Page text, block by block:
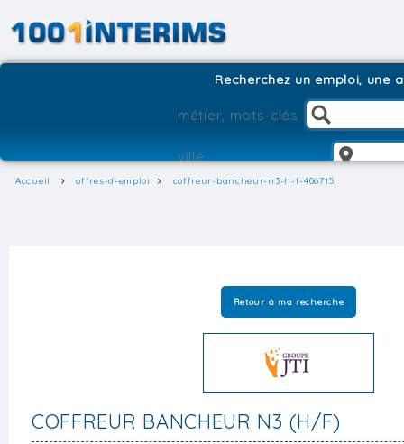
Recherchez un emploi, une
Accueil offres-d-emploi coffreur-bancheur-n3-h-f-406715
Retour à ma recherche
COFFREUR BANCHEUR N3 (H/F)